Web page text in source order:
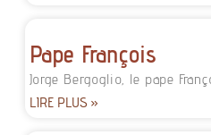
Pape François
Jorge Bergoglio, le pape
LIRE PLUS »